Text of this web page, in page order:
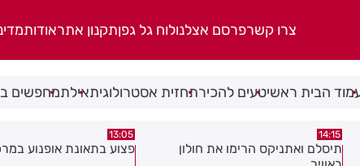
צרו קשרפרסם אצלנולוח גל גפןתקנון אתראודות
הבית ראשיטעים להכירתחזית אסטרולוגיתאילתמחפשים
13:05
פצוע בתאונת אופנוע במרכז חולון
08:58
גופה נפלטה אל חוף בת